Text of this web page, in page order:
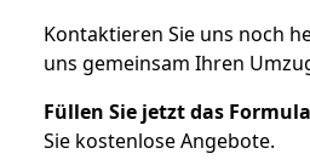
Kontaktieren Sie uns noch
uns gemeinsam Ihren
Füllen Sie jetzt das
Sie kostenlose Angebote.